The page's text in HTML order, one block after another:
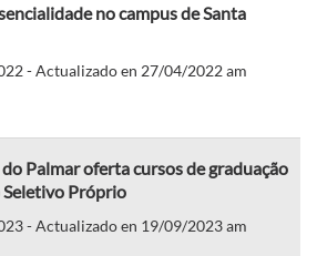
no campus de Santa
- Actualizado en 27/04/2022 am
Palmar oferta cursos de graduação
Seletivo Próprio
- Actualizado en 19/09/2023 am